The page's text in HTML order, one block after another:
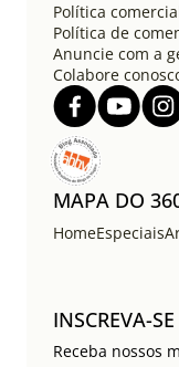
Política
Política de
Anuncie com a
Colabore
MAPA DO
HomeEspeciais
INSCREVA-SE
Receba nossos